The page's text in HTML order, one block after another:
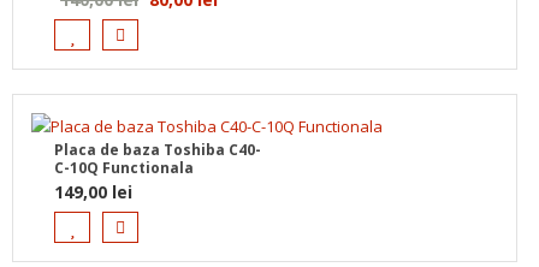
fost:
140,00 lei.
80,00 lei.
Placa de baza Toshiba C40-
C-10Q Functionala
149,00 lei